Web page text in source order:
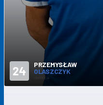
24
PRZEMYSŁAW
OLASZCZYK
OBROŃCA